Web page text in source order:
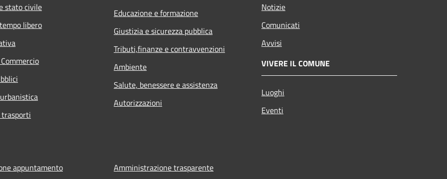
stato civile
libero
Educazione e formazione
Giustizia e sicurezza pubblica
Tributi,finanze e contravvenzioni
Ambiente
Salute, benessere e assistenza
Autorizzazioni
Notizie
Comunicati
Avvisi
VIVERE IL COMUNE
Luoghi
Eventi
appuntamento Amministrazione trasparente